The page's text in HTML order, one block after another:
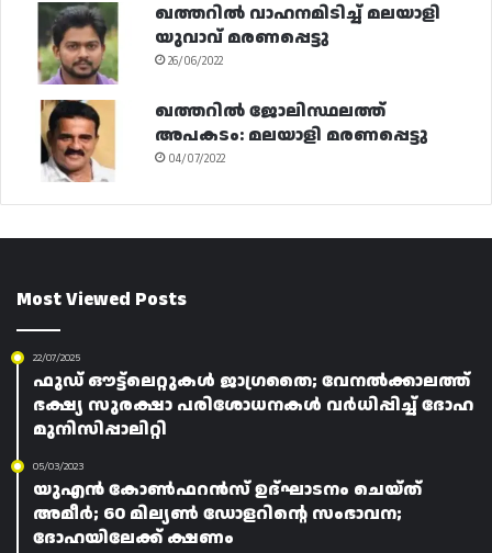
ഖത്തറിൽ വാഹനമിടിച്ച് മലയാളി
യുവാവ് മരണപ്പെട്ടു
26/06/2022
ഖത്തറിൽ ജോലിസ്ഥലത്ത്
അപകടം: മലയാളി മരണപ്പെട്ടു
04/07/2022
Most Viewed Posts
22/07/2025
ഫുഡ് ഔട്ട്ലെറ്റുകൾ ജാഗ്രതൈ; വേനൽക്കാലത്ത്
ഭക്ഷ്യ സുരക്ഷാ പരിശോധനകൾ വർധിപ്പിച്ച് ദോഹ
മുനിസിപ്പാലിറ്റി
05/03/2023
യുഎൻ കോൺഫറൻസ് ഉദ്ഘാടനം ചെയ്ത്
അമീർ; 60 മില്യൺ ഡോളറിന്റെ സംഭാവന;
ദോഹയിലേക്ക് ക്ഷണം